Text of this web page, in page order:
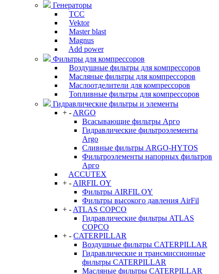
Генераторы
ТСС
Vektor
Master blast
Magnus
Add power
Фильтры для компрессоров
Воздушные фильтры для компрессоров
Масляные фильтры для компрессоров
Маслоотделители для компрессоров
Топливные фильтры для компрессоров
Гидравлические фильтры и элементы
+ - ARGO
Всасывающие фильтры Арго
Гидравлические фильтроэлементы
Argo
Сливные фильтры ARGO-HYTOS
Фильтроэлементы напорных фильтров
Арго
ACCUTEX
+ - AIRFIL OY
Фильтры AIRFIL OY
Фильтры высокого давления AirFil
+ - ATLAS COPCO
Гидравлические фильтры ATLAS
COPCO
+ - CATERPILLAR
Воздушные фильтры CATERPILLAR
Гидравлические и трансмиссионные
фильтры CATERPILLAR
Масляные фильтры CATERPILLAR